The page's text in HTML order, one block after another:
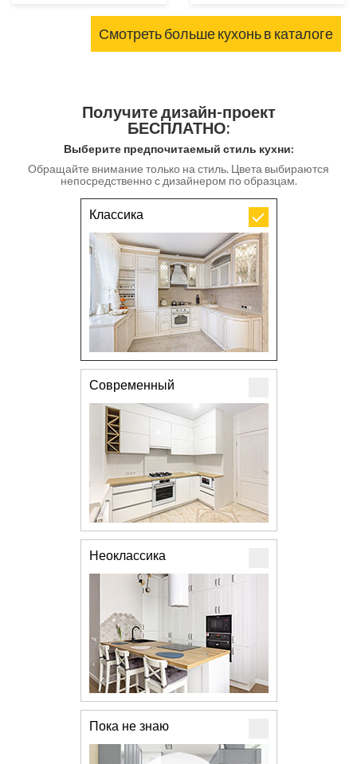
Смотреть больше кухонь в каталоге
Получите дизайн-проект
БЕСПЛАТНО:
Выберите предпочитаемый стиль кухни:
Обращайте внимание только на стиль. Цвета выбираются
непосредственно с дизайнером по образцам.
Классика
Современный
Неоклассика
Пока не знаю